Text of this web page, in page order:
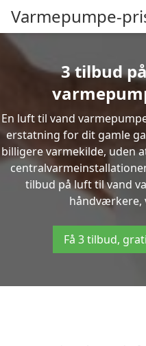
Varmepumpe-
3 tilbud
En luft til vand
erstatning for dit gamle
billigere varmekilde, uden
tilbud på luft til vand
håndværkere,
Få 3 tilbud,